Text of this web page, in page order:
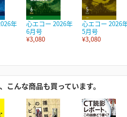
年
心エコー 2026年
6月号
¥3,080
心エコー 2026
5月号
¥3,080
こんな商品も買っています。